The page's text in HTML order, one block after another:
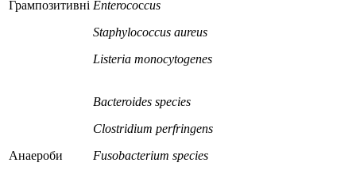
Грампозитивні Enterocoсcus
Staphylococcus aureus
Listeria monocytogenes
Анаероби
Bacteroides species
Clostridium perfringens
Fusobacterium species